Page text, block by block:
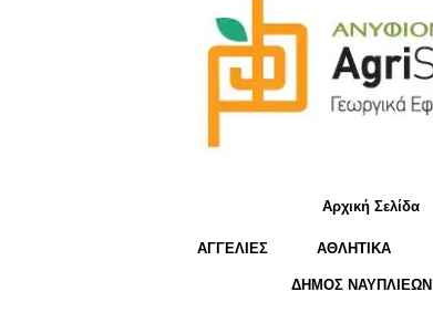
Αρχική Σελίδα
ΑΓΓΕΛΙΕΣ ΑΘΛΗΤΙΚΑ
ΔΗΜΟΣ ΝΑΥΠΛΙΕΩΝ